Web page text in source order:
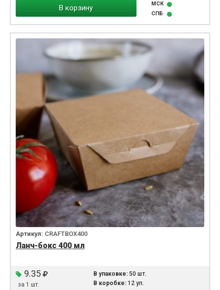
В корзину
МСК
СПБ
Артикул: CRAFTBOX400
Ланч-бокс 400 мл
9.35
за 1 шт.
В упаковке:50 шт.
В коробке:12 уп.